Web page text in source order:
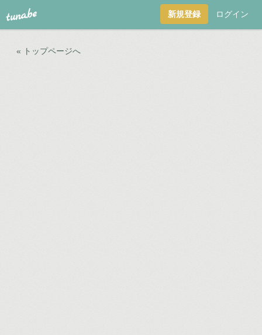
tuna.be 新規登録 ログイン
« トップページへ